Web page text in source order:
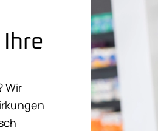
Wir